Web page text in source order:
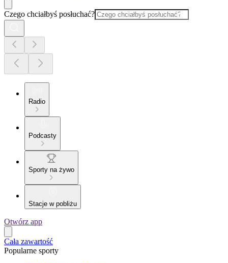
Czego chciałbyś posłuchać?
Radio
Podcasty
Sporty na żywo
Stacje w pobliżu
Otwórz app
Cała zawartość
Popularne sporty